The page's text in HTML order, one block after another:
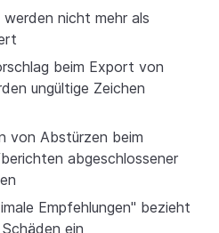
nicht mehr als
beim Export von
ungültige Zeichen
von Abstürzen beim
abgeschlossener
Empfehlungen" bezieht
ein